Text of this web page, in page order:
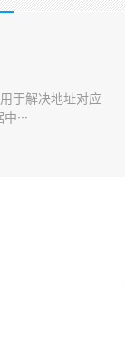
于解决地址对应
···